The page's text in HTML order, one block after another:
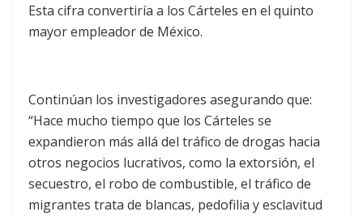
Esta cifra convertiría a los Cárteles en el quinto
mayor empleador de México.
Continúan los investigadores asegurando que:
“Hace mucho tiempo que los Cárteles se
expandieron más allá del tráfico de drogas hacia
otros negocios lucrativos, como la extorsión, el
secuestro, el robo de combustible, el tráfico de
migrantes trata de blancas, pedofilia y esclavitud